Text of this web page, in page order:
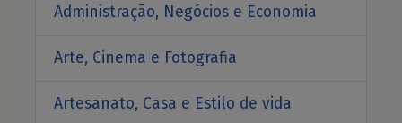
Administração, Negócios e Economia
Arte, Cinema e Fotografia
Artesanato, Casa e Estilo de vida